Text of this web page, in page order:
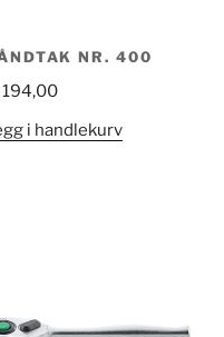
NR. 400
i handlekurv